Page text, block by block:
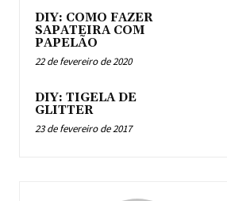
DIY: COMO FAZER
SAPATEIRA COM
PAPELÃO
22 de fevereiro de 2020
DIY: TIGELA DE
GLITTER
23 de fevereiro de 2017